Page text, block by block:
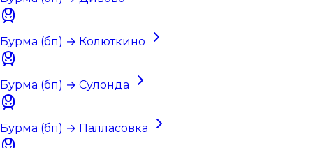
Бурма (бп) → Колюткино
Бурма (бп) → Сулонда
Бурма (бп) → Палласовка